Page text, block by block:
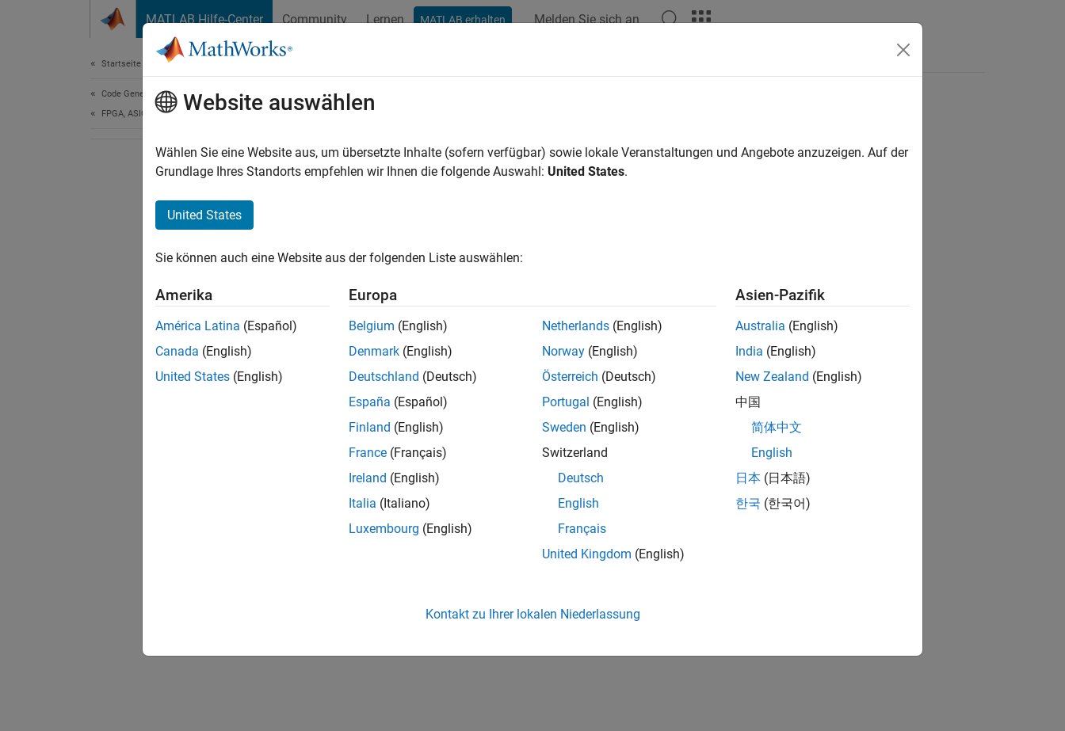
MATLAB Hilfe-Center Community Lernen MATLAB erhalten Melden Sie sich an
Startseite der Dokumentation
Code Generation
FPGA, ASIC, and SoC Development
How useful was this information?
Website auswählen
Wählen Sie eine Website aus, um übersetzte Inhalte (sofern verfügbar) sowie lokale Veranstaltungen und Angebote anzuzeigen. Auf der
Grundlage Ihres Standorts empfehlen wir Ihnen die folgende Auswahl: United States.
United States
Sie können auch eine Website aus der folgenden Liste auswählen:
Amerika
América Latina (Español)
Canada (English)
United States (English)
Europa
Belgium (English)
Denmark (English)
Deutschland (Deutsch)
España (Español)
Finland (English)
France (Français)
Ireland (English)
Italia (Italiano)
Luxembourg (English)
Netherlands (English)
Norway (English)
Österreich (Deutsch)
Portugal (English)
Sweden (English)
Switzerland
Deutsch
English
Français
United Kingdom (English)
Asien-Pazifik
Australia (English)
India (English)
New Zealand (English)
中国
简体中文
English
日本 (日本語)
한국 (한국어)
Kontakt zu Ihrer lokalen Niederlassung